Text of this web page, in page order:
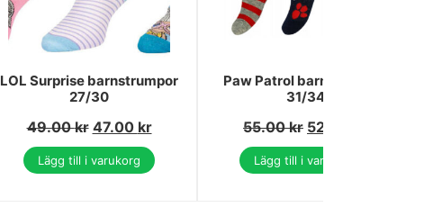
LOL Surprise barnstrumpor
27/30
49.00kr 47.00 kr
Lägg till i varukorg
Paw Patrol barnstrumpor
31/34
55.00kr 52.00
Lägg till i varukorg